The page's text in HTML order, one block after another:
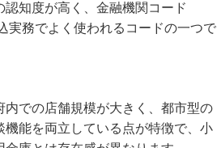
知度が高く、金融機関コード
実務でよく使われるコードの一つで
内での店舗規模が大きく、都市型の
機能を両立している点が特徴で、小